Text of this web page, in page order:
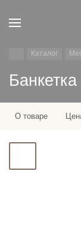
Каталог
О товаре